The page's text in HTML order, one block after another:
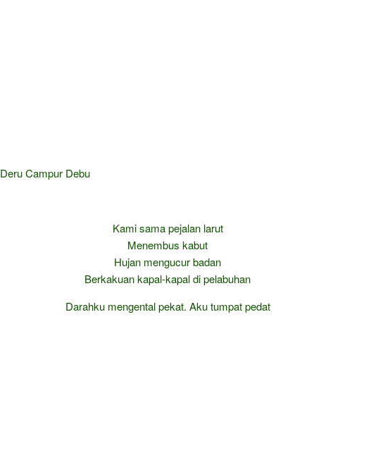
Deru Campur Debu
Kami sama pejalan larut
Menembus kabut
Hujan mengucur badan
Berkakuan kapal-kapal di pelabuhan
Darahku mengental pekat. Aku tumpat pedat